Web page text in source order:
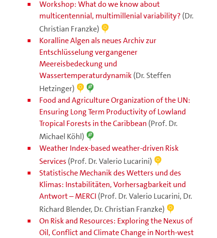
Workshop: What do we know about
multicentennial, multimillenial variability? (Dr.
Christian Franzke)
Koralline Algen als neues Archiv zur
Entschlüsselung vergangener
Meereisbedeckung und
Wassertemperaturdynamik(Dr. Steffen
Hetzinger)
Food and Agriculture Organization of the UN:
Ensuring Long Term Productivity of Lowland
Tropical Forests in the Caribbean (Prof. Dr.
Michael Köhl)
Weather Index-based weather-driven Risk
Services (Prof. Dr. Valerio Lucarini)
Statistische Mechanik des Wetters und des
Klimas: Instabilitäten, Vorhersagbarkeit und
Antwort – MERCI (Prof. Dr. Valerio Lucarini, Dr.
Richard Blender, Dr. Christian Franzke)
On Risk and Resources: Exploring the Nexus of
Oil, Conflict and Climate Change in North-west